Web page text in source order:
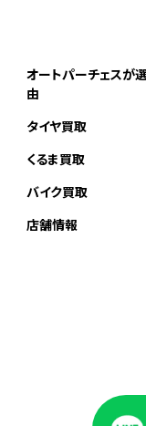
オートパーチェスが
由
タイヤ買取
くるま買取
バイク買取
店舗情報